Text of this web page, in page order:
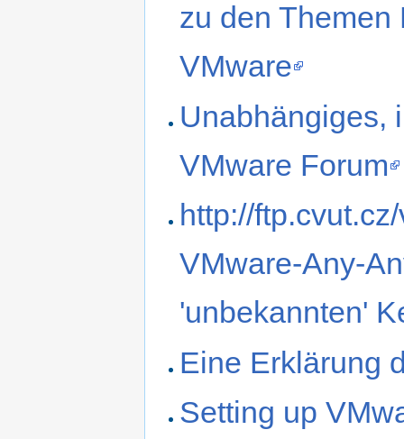
zu den Themen
VMware
Unabhängiges,
VMware Forum
http://
VMware-Any-
'unbekannten'
Eine Erklärung
Setting up